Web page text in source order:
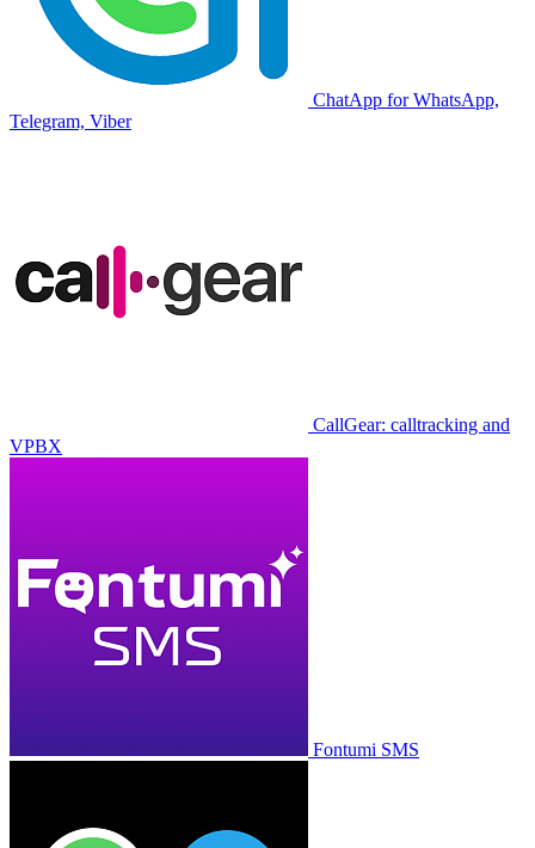
ChatApp for WhatsApp,
Telegram, Viber
CallGear: calltracking and
VPBX
Fontumi SMS